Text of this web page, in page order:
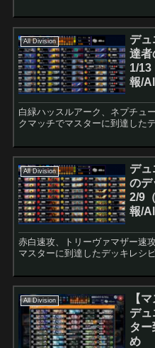
All Division
デ
達
1/13
報/
白緑ハッスルアーク、ネプチュ
クマッチでマスターに到達した
All Division
デ
の
2/9
報/
赤白速攻、トリーヴァマザー速
マスターに到達したデッキレシ
All Division
【
デ
ター
め